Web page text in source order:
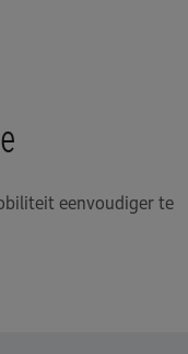
eenvoudiger te